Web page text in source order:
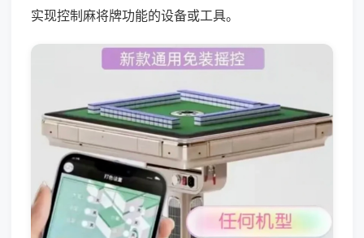
实现控制麻将牌功能的设备或工具。